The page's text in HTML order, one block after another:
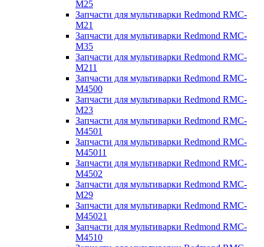
M25
Запчасти для мультиварки Redmond RMC-
M21
Запчасти для мультиварки Redmond RMC-
M35
Запчасти для мультиварки Redmond RMC-
M211
Запчасти для мультиварки Redmond RMC-
M4500
Запчасти для мультиварки Redmond RMC-
M23
Запчасти для мультиварки Redmond RMC-
M4501
Запчасти для мультиварки Redmond RMC-
M45011
Запчасти для мультиварки Redmond RMC-
M4502
Запчасти для мультиварки Redmond RMC-
M29
Запчасти для мультиварки Redmond RMC-
M45021
Запчасти для мультиварки Redmond RMC-
M4510